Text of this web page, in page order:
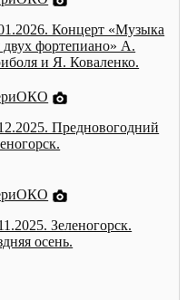
Концерт «Музыка
двух фортепиано» А.
и Я. Коваленко.
Предновогодний
Зеленогорск.
осень.